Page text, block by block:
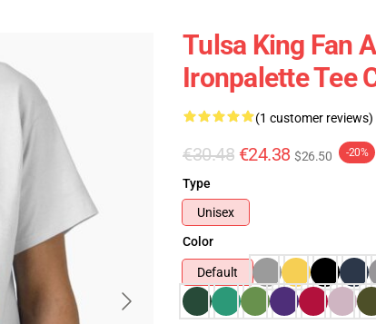
Tulsa King Fan
Ironpalette Tee
(1 customer reviews)
€30.48 €24.38 $26.50 -20%
Type
Unisex
Color
Default